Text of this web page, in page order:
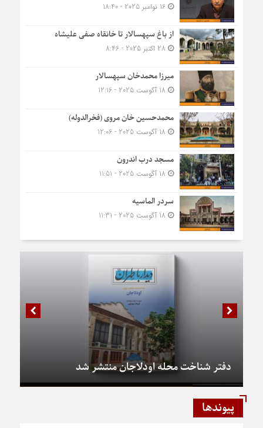
16 نوامبر 2025 - 18:40
از باغ سپهسالار تا خانقاه صفی علیشاه
میرزا محمدخان سپهسالار
محمدحسین خان مروی (فخرالدوله)
مسجد درب اندرون
سردر الماسیه
دفتر شناخت محله اودلاجان منتشر شد
پیوندها